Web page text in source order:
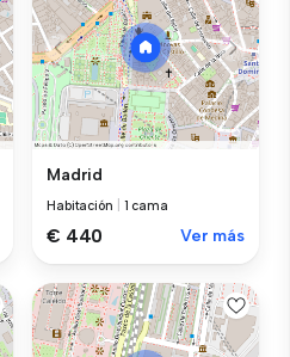
Madrid
Habitación 1 cama
€ 440 Ver más